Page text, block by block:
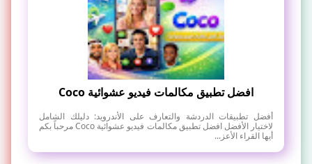
افضل تطبيق مكالمات فيديو عشوائية Coco
أفضل تطبيقات الدردشة والتعارف على الأندرويد: دليلك الشامل
لاختيار الأفضل افضل تطبيق مكالمات فيديو عشوائية Coco مرحباً بكم
أيها القراء الأعز...